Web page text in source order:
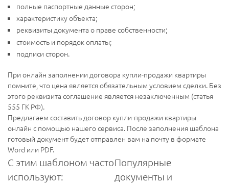
полные паспортные данные сторон;
характеристику объекта;
реквизиты документа о праве собственности;
стоимость и порядок оплаты;
подписи сторон.
При онлайн заполнении договора купли-продажи квартиры
помните, что цена является обязательным условием сделки. Без
этого реквизита соглашение является незаключенным (статья
555 ГК РФ).
Предлагаем составить договор купли-продажи квартиры
онлайн с помощью нашего сервиса. После заполнения шаблона
готовый документ будет отправлен вам на почту в формате
Word или PDF.
С этим шаблоном часто
используют:
Популярные
документы и